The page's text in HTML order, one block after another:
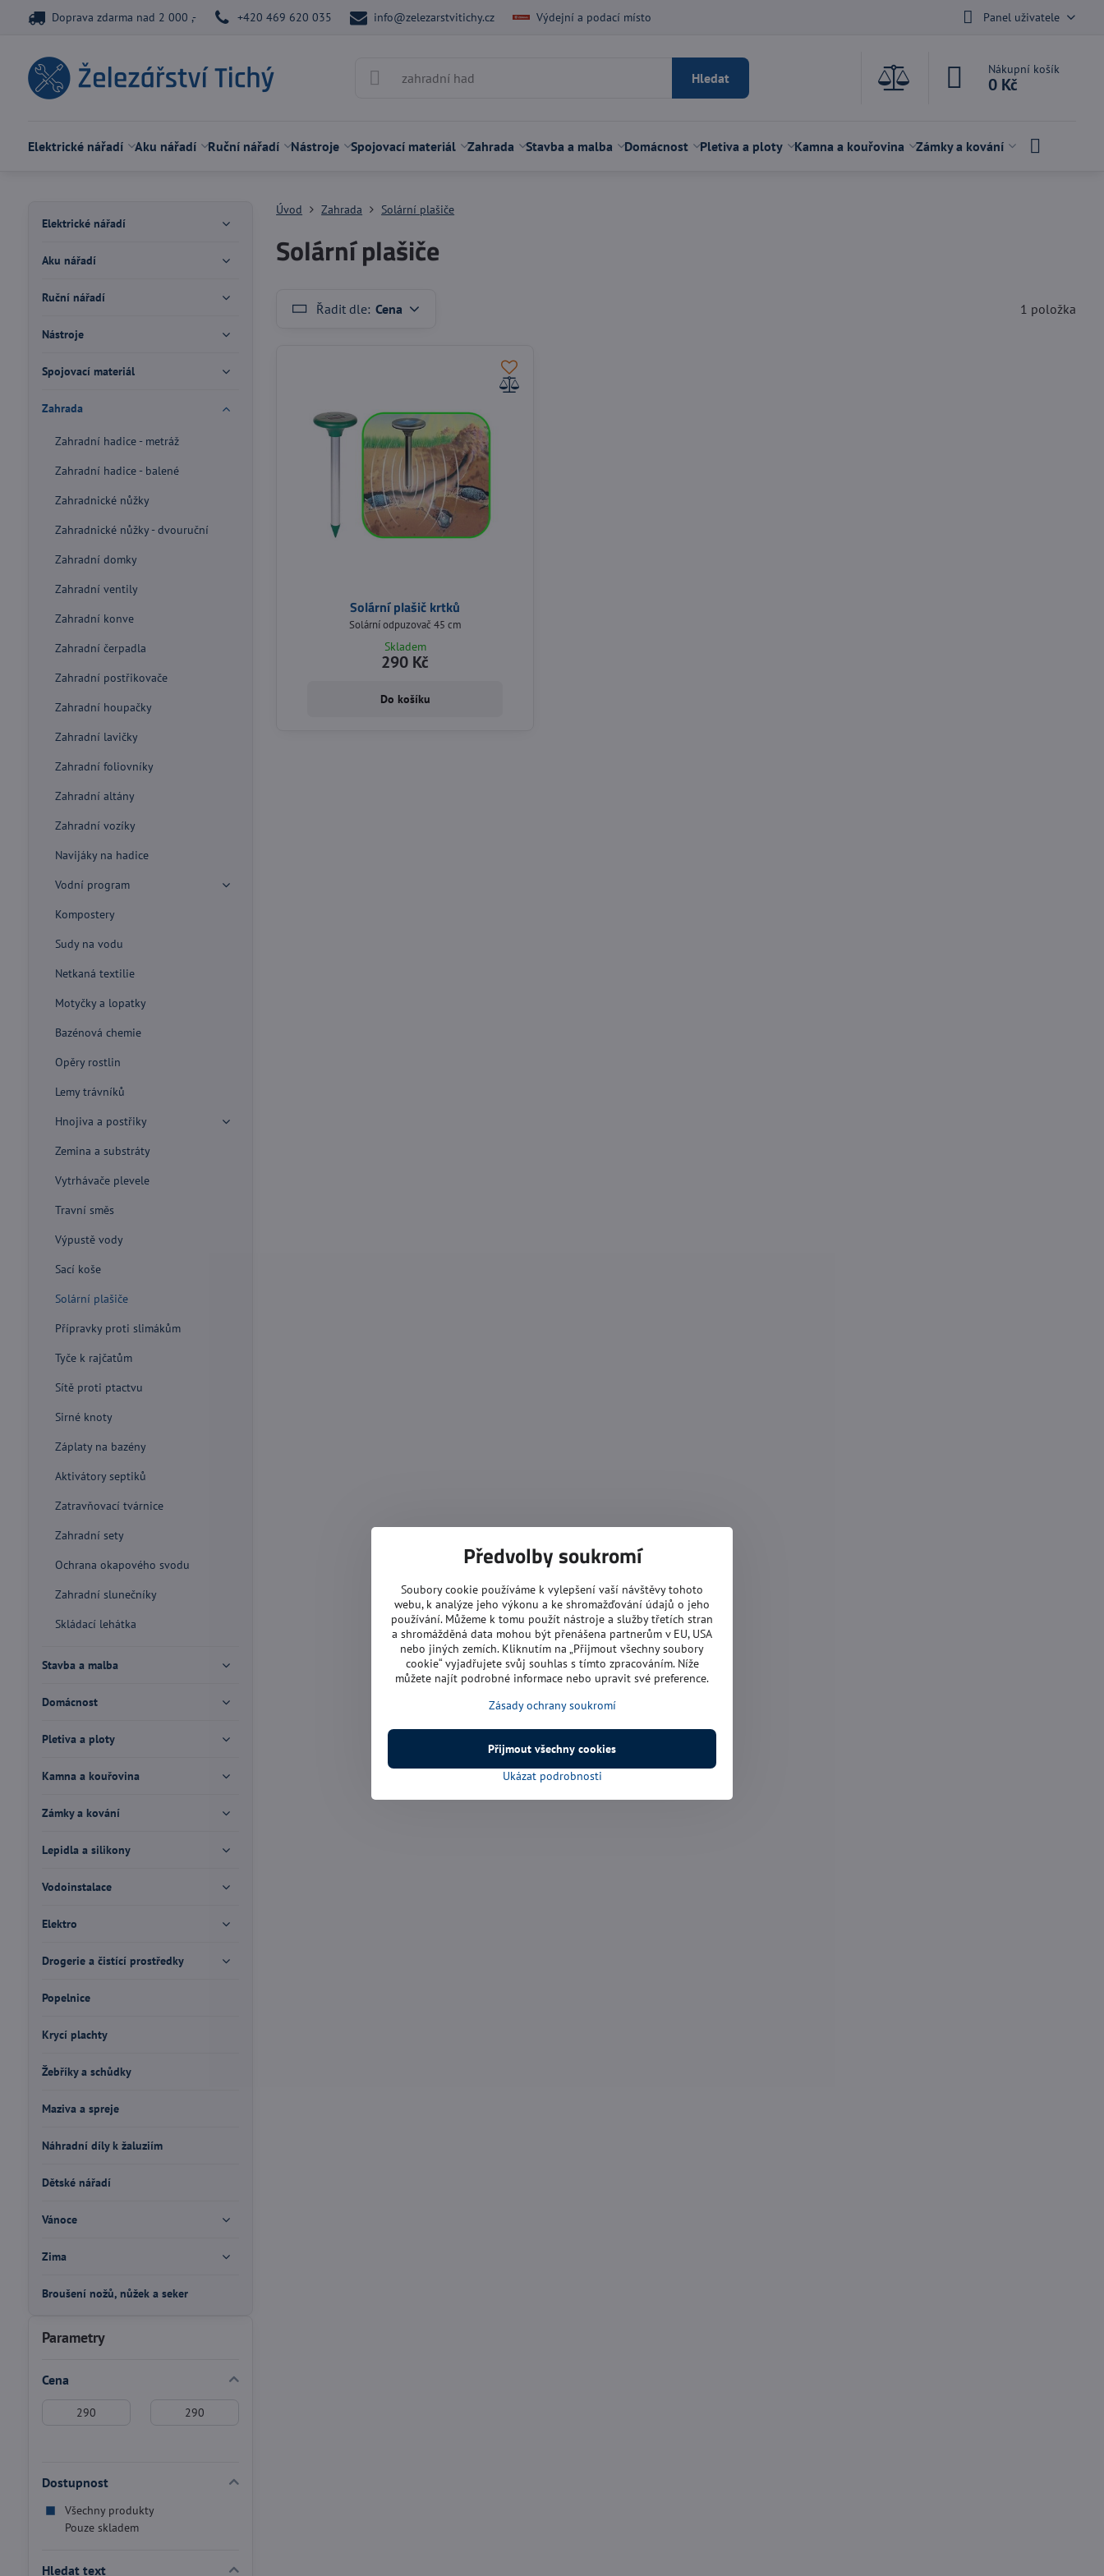
Doprava zdarma nad 2 000 ,- +420 469 620 035 info@zelezarstvitichy.cz Výdejní a podací místo Panel uživatele
Hledat
Nákupní košík
0 Kč
Elektrické nářadí Aku nářadí Ruční nářadí Nástroje Spojovací materiál Zahrada Stavba a malba Domácnost Pletiva a ploty Kamna a kouřovina Zámky a kování
Úvod Zahrada Solární plašiče
Solární plašiče
Řadit dle: Cena 1 položka
Solární plašič krtků
Solární odpuzovač 45 cm
Skladem
290 Kč
Do košíku
Parametry
Cena
Dostupnost
Všechny produkty
Pouze skladem
Hledat text
Elektrické nářadí
Aku nářadí
Ruční nářadí
Nástroje
Spojovací materiál
Zahrada
Zahradní hadice - metráž
Zahradní hadice - balené
Zahradnické nůžky
Zahradnické nůžky - dvouruční
Zahradní domky
Zahradní ventily
Zahradní konve
Zahradní čerpadla
Zahradní postřikovače
Zahradní houpačky
Zahradní lavičky
Zahradní foliovníky
Zahradní altány
Zahradní vozíky
Navijáky na hadice
Vodní program
Kompostery
Sudy na vodu
Netkaná textilie
Motyčky a lopatky
Bazénová chemie
Opěry rostlin
Lemy trávníků
Hnojiva a postřiky
Zemina a substráty
Vytrhávače plevele
Travní směs
Výpustě vody
Sací koše
Solární plašiče
Přípravky proti slimákům
Tyče k rajčatům
Sítě proti ptactvu
Sirné knoty
Záplaty na bazény
Aktivátory septiků
Zatravňovací tvárnice
Zahradní sety
Ochrana okapového svodu
Zahradní slunečníky
Skládací lehátka
Stavba a malba
Domácnost
Pletiva a ploty
Kamna a kouřovina
Zámky a kování
Lepidla a silikony
Vodoinstalace
Elektro
Drogerie a čistící prostředky
Popelnice
Krycí plachty
Žebříky a schůdky
Maziva a spreje
Náhradní díly k žaluziím
Dětské nářadí
Vánoce
Zima
Broušení nožů, nůžek a seker
Předvolby soukromí
Soubory cookie používáme k vylepšení vaší návštěvy tohoto
webu, k analýze jeho výkonu a ke shromažďování údajů o jeho
používání. Můžeme k tomu použít nástroje a služby třetích stran
a shromážděná data mohou být přenášena partnerům v EU, USA
nebo jiných zemích. Kliknutím na „Přijmout všechny soubory
cookie“ vyjadřujete svůj souhlas s tímto zpracováním. Níže
můžete najít podrobné informace nebo upravit své preference.
Zásady ochrany soukromí
Ukázat podrobnosti
Přijmout všechny cookies